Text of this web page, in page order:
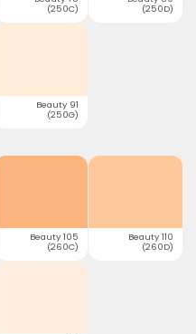
(250C)
(250D)
Beauty 91
(250G)
Beauty 105
(260C)
Beauty 110
(260D)